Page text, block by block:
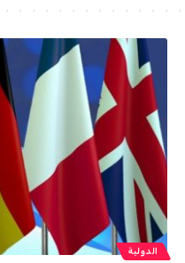
الدولية